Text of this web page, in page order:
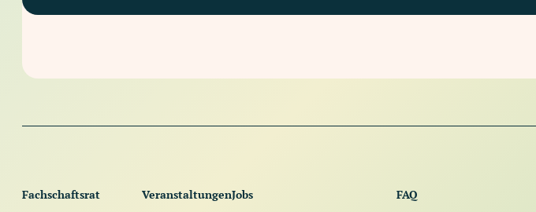
Fachschaftsrat VeranstaltungenJobs FAQ